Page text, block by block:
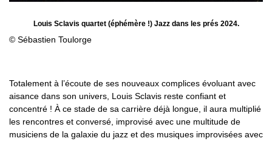
Louis Sclavis quartet (éphémère !) Jazz dans les prés 2024.
© Sébastien Toulorge
Totalement à l’écoute de ses nouveaux complices évoluant avec
aisance dans son univers, Louis Sclavis reste confiant et
concentré ! À ce stade de sa carrière déjà longue, il aura multiplié
les rencontres et conversé, improvisé avec une multitude de
musiciens de la galaxie du jazz et des musiques improvisées avec